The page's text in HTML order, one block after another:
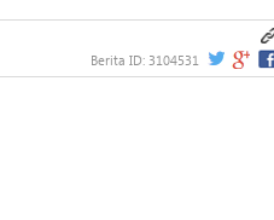
Berita ID: 3104531